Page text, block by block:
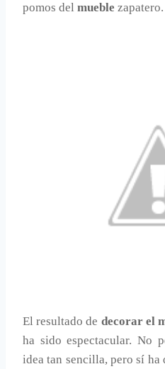
pomos del mueble zapatero.
El resultado de decorar el
ha sido espectacular. No
idea tan sencilla, pero sí